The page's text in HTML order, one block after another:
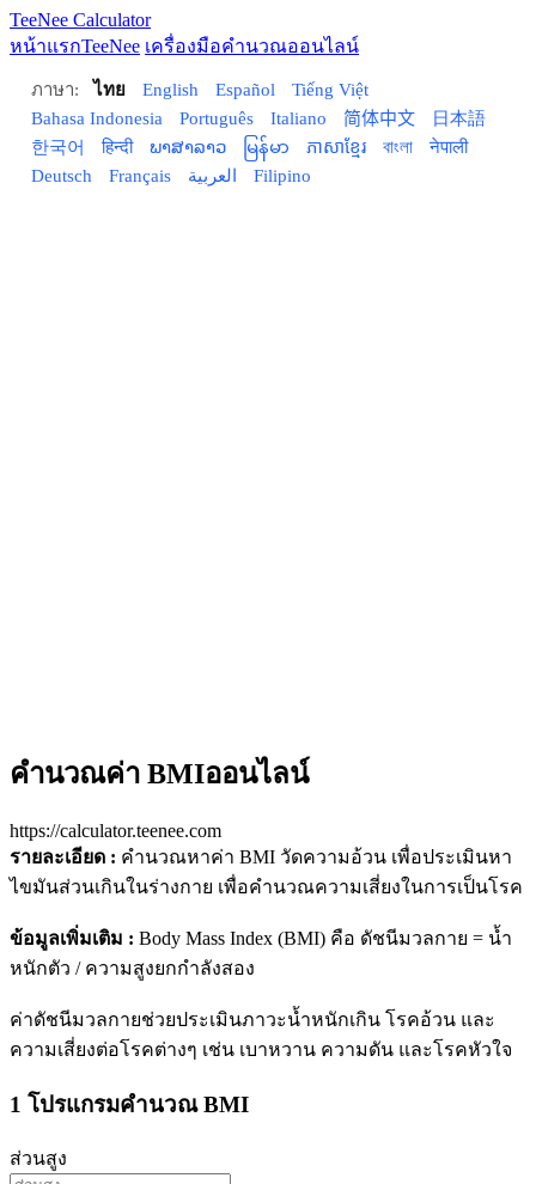
TeeNee Calculator
หน้าแรกTeeNee เครื่องมือคำนวณออนไลน์
ภาษา: ไทย English Español
Tiếng Việt
Bahasa Indonesia
Português Italiano 简体中文
日本語
한국어
हिन्दी ພາສາລາວ မြန်မာ ភាសាខ្មែរ বাংলা
नेपाली
Deutsch
Français العربية Filipino
คำนวณค่า BMIออนไลน์
https://calculator.teenee.com
รายละเอียด : คำนวณหาค่า BMI วัดความอ้วน เพื่อประเมินหา
ไขมันส่วนเกินในร่างกาย เพื่อคำนวณความเสี่ยงในการเป็นโรค
ข้อมูลเพิ่มเติม : Body Mass Index (BMI) คือ ดัชนีมวลกาย = น้ำ
หนักตัว / ความสูงยกกำลังสอง
ค่าดัชนีมวลกายช่วยประเมินภาวะน้ำหนักเกิน โรคอ้วน และ
ความเสี่ยงต่อโรคต่างๆ เช่น เบาหวาน ความดัน และโรคหัวใจ
1 โปรแกรมคำนวณ BMI
ส่วนสูง